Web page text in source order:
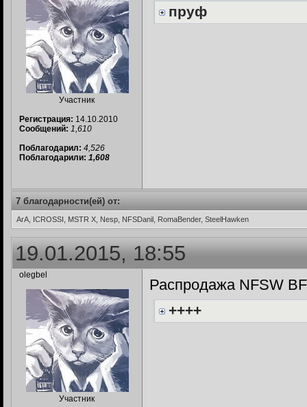
Участник
Регистрация: 14.10.2010
Сообщений: 1,610
Поблагодарил: 4,526
Поблагодарили: 1,608
пруф
7 благодарности(ей) от:
ArA, ICROSSI, MSTR X, Nesp, NFSDanil, RomaBender, SteelHawken
19.01.2015, 18:55
olegbel
Участник
Распродажа NFSW
++++